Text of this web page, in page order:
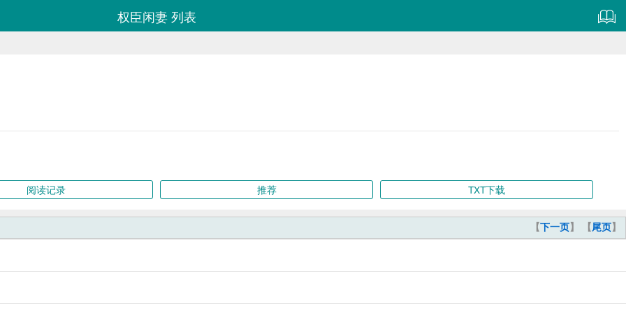
权臣闲妻 列表
阅读记录 推荐 TXT下载
【下一页】 【尾页】